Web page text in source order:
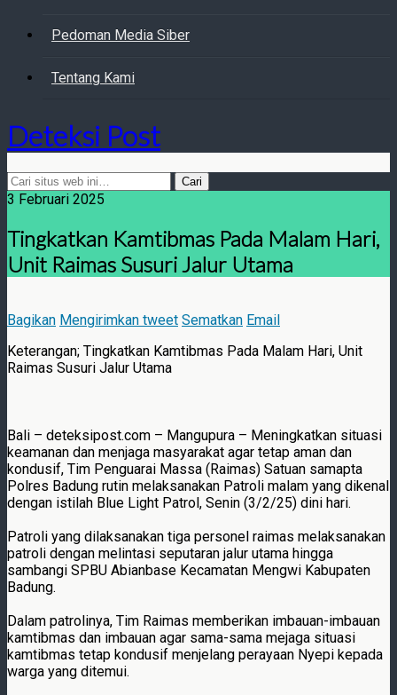
Pedoman Media Siber
Tentang Kami
Deteksi Post
3 Februari 2025
Tingkatkan Kamtibmas Pada Malam Hari,
Unit Raimas Susuri Jalur Utama
Bagikan Mengirimkan tweet Sematkan Email
Keterangan; Tingkatkan Kamtibmas Pada Malam Hari, Unit
Raimas Susuri Jalur Utama
Bali – deteksipost.com – Mangupura – Meningkatkan situasi
keamanan dan menjaga masyarakat agar tetap aman dan
kondusif, Tim Penguarai Massa (Raimas) Satuan samapta
Polres Badung rutin melaksanakan Patroli malam yang dikenal
dengan istilah Blue Light Patrol, Senin (3/2/25) dini hari.
Patroli yang dilaksanakan tiga personel raimas melaksanakan
patroli dengan melintasi seputaran jalur utama hingga
sambangi SPBU Abianbase Kecamatan Mengwi Kabupaten
Badung.
Dalam patrolinya, Tim Raimas memberikan imbauan-imbauan
kamtibmas dan imbauan agar sama-sama mejaga situasi
kamtibmas tetap kondusif menjelang perayaan Nyepi kepada
warga yang ditemui.